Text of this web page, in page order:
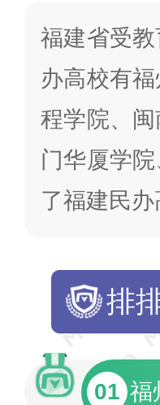
福建省受
办高校有
程学院、
门华厦学
了福建民
排
01 福